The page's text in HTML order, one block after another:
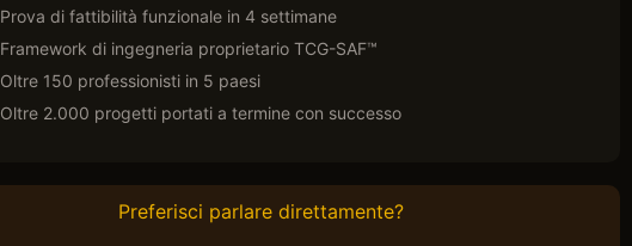
Prova di fattibilità funzionale in 4 settimane
Framework di ingegneria proprietario TCG-SAF™
Oltre 150 professionisti in 5 paesi
Oltre 2.000 progetti portati a termine con successo
Preferisci parlare direttamente?